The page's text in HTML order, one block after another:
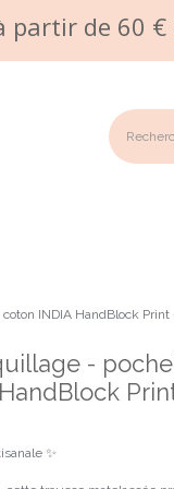
partir de 60
INDIA HandBlock Print
-
✨